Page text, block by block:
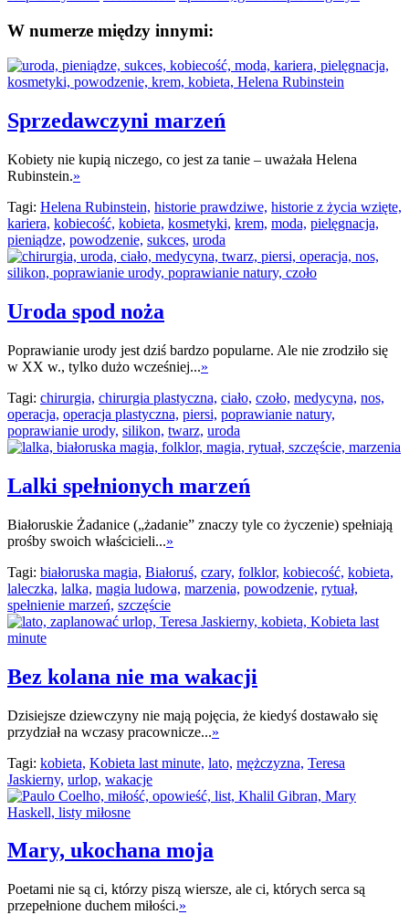
W numerze między innymi:
Sprzedawczyni marzeń
Kobiety nie kupią niczego, co jest za tanie – uważała Helena
Rubinstein.»
Tagi: Helena Rubinstein, historie prawdziwe, historie z życia wzięte,
kariera, kobiecość, kobieta, kosmetyki, krem, moda, pielęgnacja,
pieniądze, powodzenie, sukces, uroda
Uroda spod noża
Poprawianie urody jest dziś bardzo popularne. Ale nie zrodziło się
w XX w., tylko dużo wcześniej...»
Tagi: chirurgia, chirurgia plastyczna, ciało, czoło, medycyna, nos,
operacja, operacja plastyczna, piersi, poprawianie natury,
poprawianie urody, silikon, twarz, uroda
Lalki spełnionych marzeń
Białoruskie Żadanice („żadanie” znaczy tyle co życzenie) spełniają
prośby swoich właścicieli...»
Tagi: białoruska magia, Białoruś, czary, folklor, kobiecość, kobieta,
laleczka, lalka, magia ludowa, marzenia, powodzenie, rytuał,
spełnienie marzeń, szczęście
Bez kolana nie ma wakacji
Dzisiejsze dziewczyny nie mają pojęcia, że kiedyś dostawało się
przydział na wczasy pracownicze...»
Tagi: kobieta, Kobieta last minute, lato, mężczyzna, Teresa
Jaskierny, urlop, wakacje
Mary, ukochana moja
Poetami nie są ci, którzy piszą wiersze, ale ci, których serca są
przepełnione duchem miłości.»